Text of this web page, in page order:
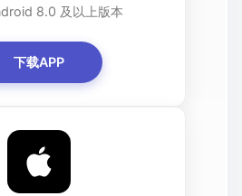
8.0 及以上版本
下载APP